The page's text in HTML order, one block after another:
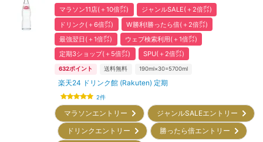
マラソン11店(＋10倍㌽)
ジャンルSALE(＋2倍㌽)
ドリンク(＋6倍㌽)
W勝利!勝ったら倍(＋2倍㌽)
最強翌日(＋1倍㌽)
ウェブ検索利用(＋1倍㌽)
定期3ショップ(＋5倍㌽)
SPU(＋2倍㌽)
632ポイント 送料無料 190ml×30=5700ml
楽天24 ドリンク館 (Rakuten) 定期
2件
マラソンエントリー
ジャンルSALEエントリー
ドリンクエントリー
勝ったら倍エントリー